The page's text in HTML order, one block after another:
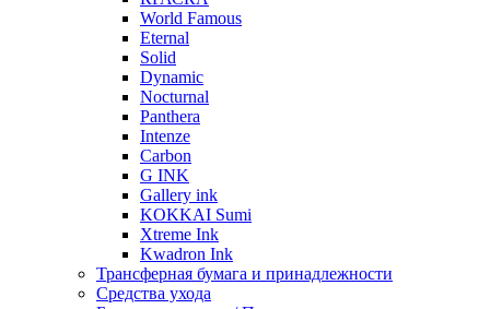
World Famous
Eternal
Solid
Dynamic
Nocturnal
Panthera
Intenze
Carbon
G INK
Gallery ink
KOKKAI Sumi
Xtreme Ink
Kwadron Ink
Трансферная бумага и принадлежности
Средства ухода